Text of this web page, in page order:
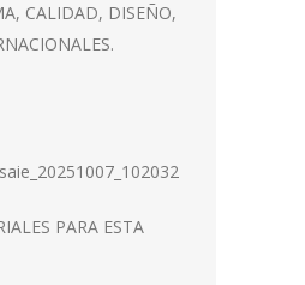
CALIDAD, DISEÑO,
PARA ESTA